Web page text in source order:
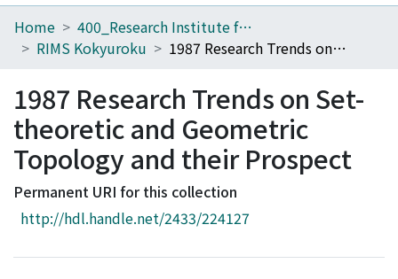
Home
Browse
Download Ranking
Access Statistics
Library Network
Home
400_Research Institute for Mathematical Sciences
RIMS Kokyuroku
1987 Research Trends on Set-theoretic and Geometric Topology and their Prospect
1987 Research Trends on Set-
theoretic and Geometric
Topology and their Prospect
Permanent URI for this collection
http://hdl.handle.net/2433/224127